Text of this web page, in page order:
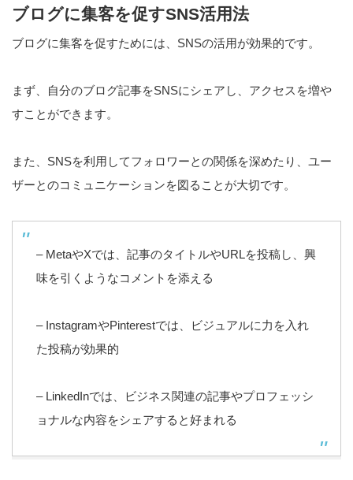
ブログに集客を促すSNS活用法
ブログに集客を促すためには、SNSの活用が効果的です。
まず、自分のブログ記事をSNSにシェアし、アクセスを増や
すことができます。
また、SNSを利用してフォロワーとの関係を深めたり、ユー
ザーとのコミュニケーションを図ることが大切です。
– MetaやXでは、記事のタイトルやURLを投稿し、興
味を引くようなコメントを添える
– InstagramやPinterestでは、ビジュアルに力を入れ
た投稿が効果的
– LinkedInでは、ビジネス関連の記事やプロフェッシ
ョナルな内容をシェアすると好まれる